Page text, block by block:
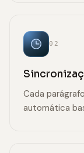
02
Cada
automática